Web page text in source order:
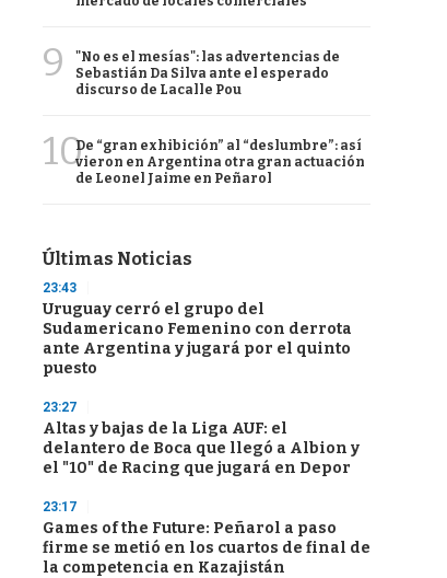
9
"No es el mesías": las advertencias de
Sebastián Da Silva ante el esperado
discurso de Lacalle Pou
10De “gran exhibición” al “deslumbre”: así
vieron en Argentina otra gran actuación
de Leonel Jaime en Peñarol
Últimas Noticias
23:43
Uruguay cerró el grupo del
Sudamericano Femenino con derrota
ante Argentina y jugará por el quinto
puesto
23:27
Altas y bajas de la Liga AUF: el
delantero de Boca que llegó a Albion y
el "10" de Racing que jugará en Depor
23:17
Games of the Future: Peñarol a paso
firme se metió en los cuartos de final de
la competencia en Kazajistán